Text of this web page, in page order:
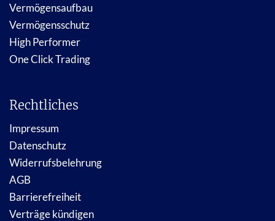
Vermögensaufbau
Vermögensschutz
High Performer
One Click Trading
Rechtliches
Impressum
Datenschutz
Widerrufsbelehrung
AGB
Barrierefreiheit
Verträge kündigen